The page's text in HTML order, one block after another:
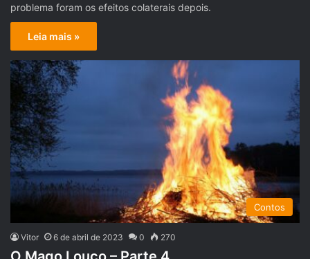
problema foram os efeitos colaterais depois.
Leia mais »
Contos
Vitor 6 de abril de 2023 0 270